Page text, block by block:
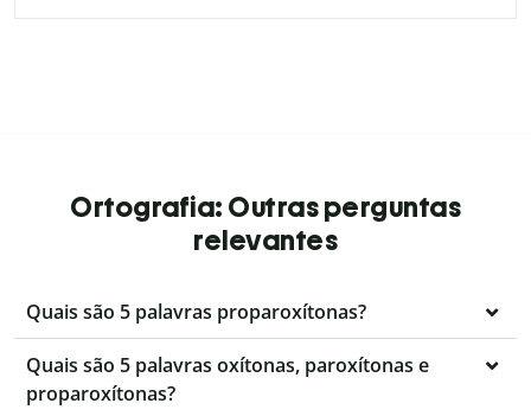
Ortografia: Outras perguntas
relevantes
Quais são 5 palavras proparoxítonas?
Quais são 5 palavras oxítonas, paroxítonas e
proparoxítonas?